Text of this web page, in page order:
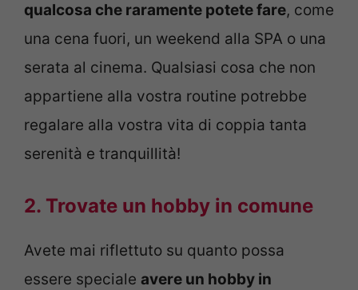
qualcosa che raramente potete fare, come
una cena fuori, un weekend alla SPA o una
serata al cinema. Qualsiasi cosa che non
appartiene alla vostra routine potrebbe
regalare alla vostra vita di coppia tanta
serenità e tranquillità!
2. Trovate un hobby in comune
Avete mai riflettuto su quanto possa
essere speciale avere un hobby in